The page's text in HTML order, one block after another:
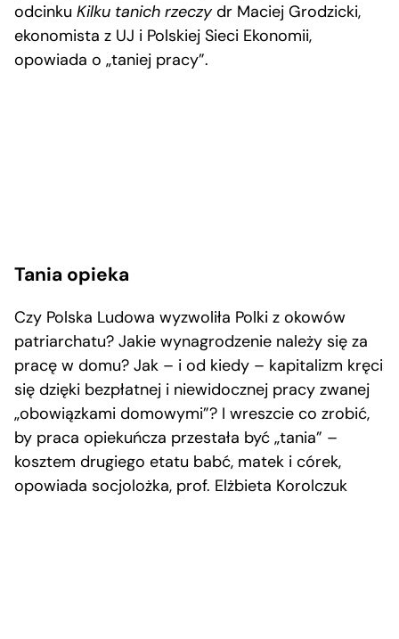
odcinku Kilku tanich rzeczydr Maciej Grodzicki,
ekonomista z UJ i Polskiej Sieci Ekonomii,
opowiada o „taniej pracy”.
Tania opieka
Czy Polska Ludowa wyzwoliła Polki z okowów
patriarchatu? Jakie wynagrodzenie należy się za
pracę w domu? Jak – i od kiedy – kapitalizm kręci
się dzięki bezpłatnej i niewidocznej pracy zwanej
„obowiązkami domowymi”? I wreszcie co zrobić,
by praca opiekuńcza przestała być „tania” –
kosztem drugiego etatu babć, matek i córek,
opowiada socjolożka, prof. Elżbieta Korolczuk